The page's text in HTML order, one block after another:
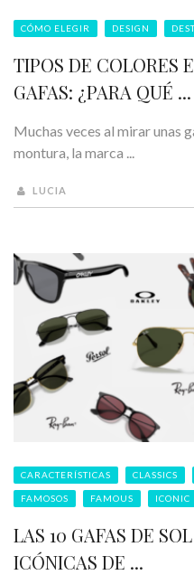
CÓMO ELEGIR DESIGN
TIPOS DE COLORES
GAFAS: ¿PARA QUÉ ...
Muchas veces al mirar unas
montura, la marca ...
LUCIA
CARACTERÍSTICAS CLASSICS
FAMOSOS FAMOUS ICONIC
LAS 10 GAFAS DE
ICÓNICAS DE ...